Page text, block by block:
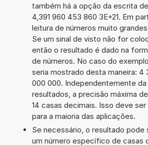
também há a opção da escrita
4,391 960 453 860 3E+21. Em
leitura de números muito
Se um sinal de visto não for
então o resultado é dado na
de números. No caso do
seria mostrado desta maneira: 4
000 000. Independentemente
resultados, a precisão máxima
14 casas decimais. Isso deve
para a maioria das aplicações.
Se necessário, o resultado pode
um número específico de casas